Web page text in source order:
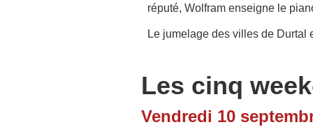
réputé, Wolfram enseigne le
Le jumelage des villes de Durtal
Les cinq
Vendredi 10